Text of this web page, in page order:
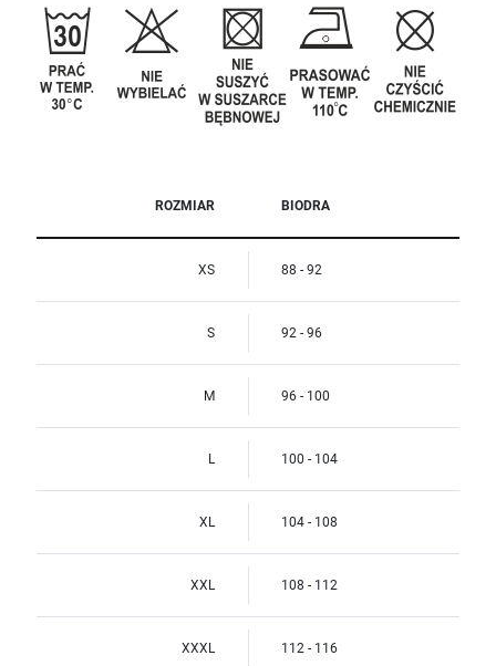
ROZMIAR BIODRA
XS 88 - 92
S 92 - 96
M 96 - 100
L 100 - 104
XL 104 - 108
XXL 108 - 112
XXXL 112 - 116